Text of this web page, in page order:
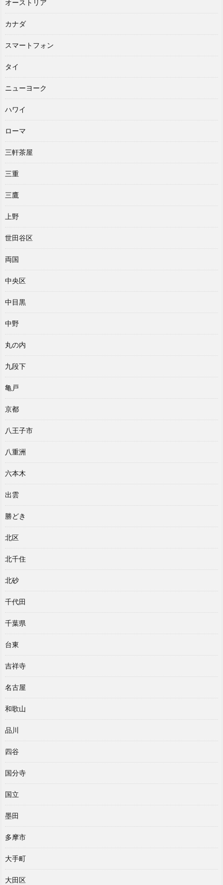
オーストリア
カナダ
スマートフォン
タイ
ニューヨーク
ハワイ
ローマ
三軒茶屋
三重
三鷹
上野
世田谷区
両国
中央区
中目黒
中野
丸の内
九段下
亀戸
京都
八王子市
八重洲
六本木
出雲
勝どき
北区
北千住
北砂
千代田
千葉県
台東
吉祥寺
名古屋
和歌山
品川
四谷
国分寺
国立
墨田
多摩市
大手町
大田区